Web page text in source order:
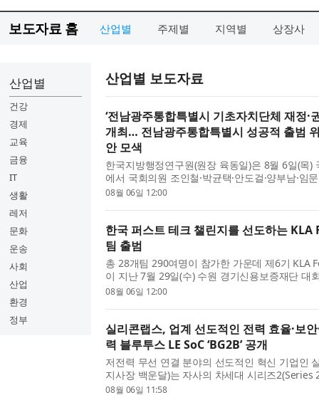
보도자료 홈 산업별 주제별 지역별 상장사
산업별
건강
경제
교육
금융
IT
생활
레저
문화
운송
사회
산업
환경
정부
산업별 보도자료
‘전남광주통합특별시 기초자치단체 재정·
개최… 전남광주통합특별시 성공적 출범
안 모색
한국지방행정연구원(원장 육동일)은 8월 6일(목)
에서 국회의원 조인철·박균택·안도걸·양부남·임
대한민국시장군수구청장협의회와 ‘전남광주통
08월 06일 12:00
한국 퍼스트 테크 챌린지를 선도하는
팀 출범
총 28개팀 290여명이 참가한 가운데 제6기 KLA
이 지난 7월 29일(수) 수원 경기신용보증재단 대
됐다. 올해 창사 50주년을 맞이한 KLA는 반도체
08월 06일 12:00
실리콘랩스, 업계 선도적인 전력 효율·보
력 블루투스 LE SoC ‘BG2B’ 공개
저전력 무선 연결 분야의 선도적인 혁신 기업인
지사장 백운달)는 자사의 차세대 시리즈2(Series
LE(Bluetooth® Low Energy) 무선 SoC인
08월 06일 11:58